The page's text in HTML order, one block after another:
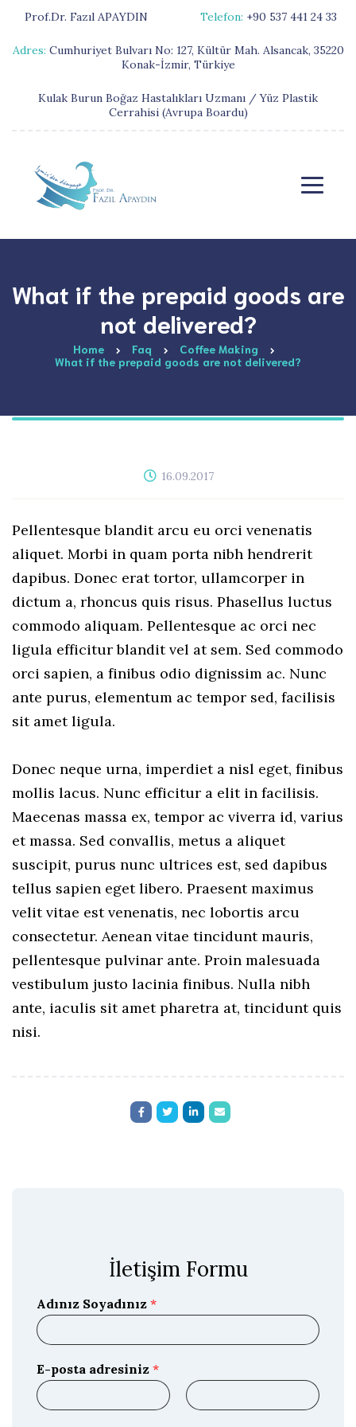
Prof.Dr. Fazıl APAYDIN Telefon: +90 537 441 24 33
Adres: Cumhuriyet Bulvarı No: 127, Kültür Mah. Alsancak, 35220
Konak-İzmir, Türkiye
Kulak Burun Boğaz Hastalıkları Uzmanı / Yüz Plastik
Cerrahisi (Avrupa Boardu)
What if the prepaid goods are
not delivered?
Home Faq
Coffee Making
What if the prepaid goods are not delivered?
16.09.2017
Pellentesque blandit arcu eu orci venenatis
aliquet. Morbi in quam porta nibh hendrerit
dapibus. Donec erat tortor, ullamcorper in
dictum a, rhoncus quis risus. Phasellus luctus
commodo aliquam. Pellentesque ac orci nec
ligula efficitur blandit vel at sem. Sed commodo
orci sapien, a finibus odio dignissim ac. Nunc
ante purus, elementum ac tempor sed, facilisis
sit amet ligula.
Donec neque urna, imperdiet a nisl eget, finibus
mollis lacus. Nunc efficitur a elit in facilisis.
Maecenas massa ex, tempor ac viverra id, varius
et massa. Sed convallis, metus a aliquet
suscipit, purus nunc ultrices est, sed dapibus
tellus sapien eget libero. Praesent maximus
velit vitae est venenatis, nec lobortis arcu
consectetur. Aenean vitae tincidunt mauris,
pellentesque pulvinar ante. Proin malesuada
vestibulum justo lacinia finibus. Nulla nibh
ante, iaculis sit amet pharetra at, tincidunt quis
nisi.
İletişim Formu
Adınız Soyadınız *
E-posta adresiniz *